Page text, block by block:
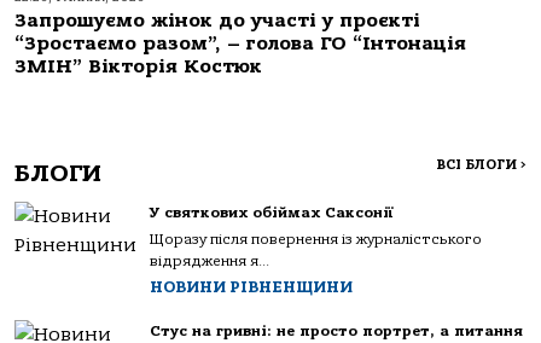
Запрошуємо жінок до участі у проєкті
“Зростаємо разом”, – голова ГО “Інтонація
ЗМІН” Вікторія Костюк
БЛОГИ ВСІ БЛОГИ >
У святкових обіймах Саксонії
Щоразу після повернення із журналістського
відрядження я...
НОВИНИ РІВНЕНЩИНИ
Стус на гривні: не просто портрет, а питання